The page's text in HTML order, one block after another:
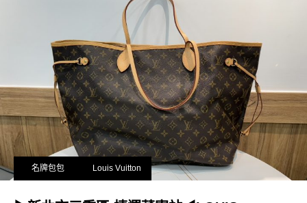
名牌包包 Louis Vuitton